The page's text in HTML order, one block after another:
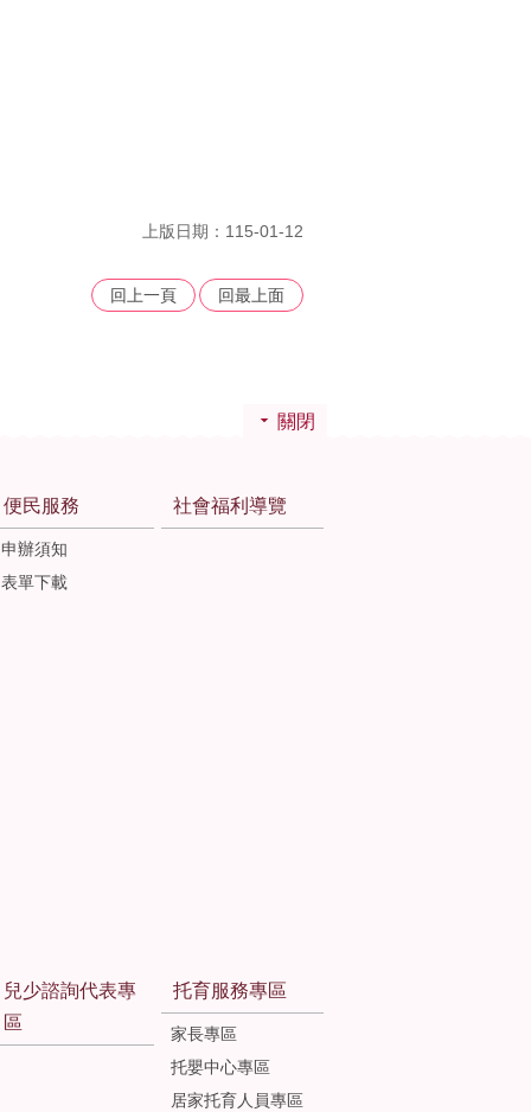
上版日期：115-01-12
回上一頁 回最上面
關閉
便民服務
申辦須知
表單下載
社會福利導覽
兒少諮詢代表專
區
托育服務專區
家長專區
托嬰中心專區
居家托育人員專區